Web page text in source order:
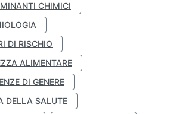
CHIMICI
DI RISCHIO
ALIMENTARE
DI GENERE
DELLA SALUTE